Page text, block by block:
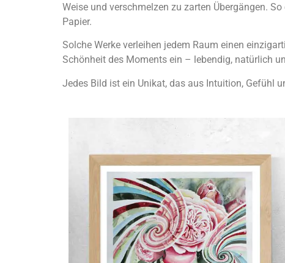
Weise und verschmelzen zu zarten Übergängen.
Papier.
Solche Werke verleihen jedem Raum einen
Schönheit des Moments ein – lebendig, natürlich
Jedes Bild ist ein Unikat, das aus Intuition, Gefühl